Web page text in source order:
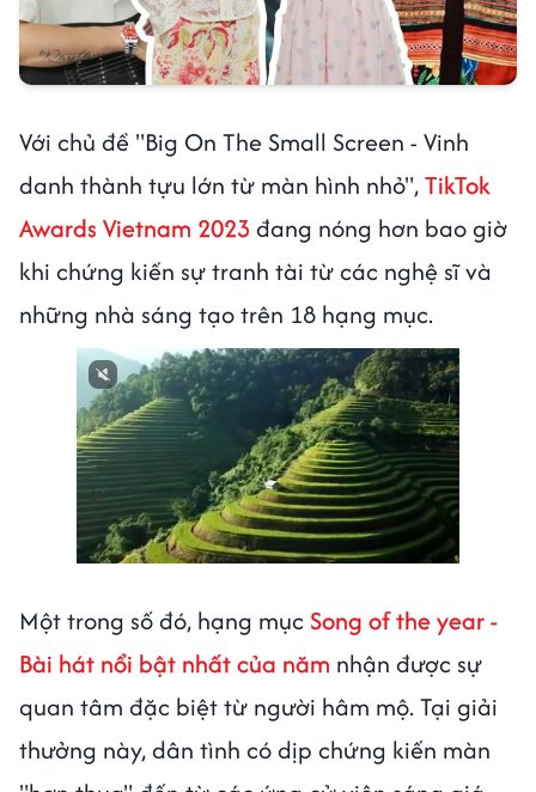
Với chủ đề "Big On The Small Screen - Vinh
danh thành tựu lớn từ màn hình nhỏ",TikTok
Awards Vietnam 2023 đang nóng hơn bao giờ
khi chứng kiến sự tranh tài từ các nghệ sĩ và
những nhà sáng tạo trên 18 hạng mục.
Một trong số đó, hạng mục Song of the year -
Bài hát nổi bật nhất của năm nhận được sự
quan tâm đặc biệt từ người hâm mộ. Tại giải
thưởng này, dân tình có dịp chứng kiến màn